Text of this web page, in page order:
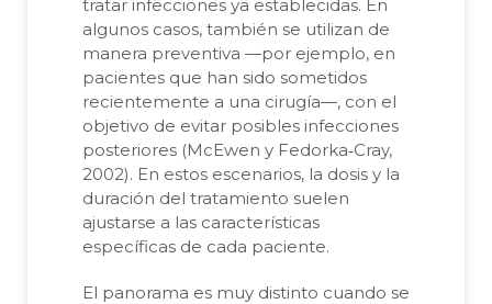
tratar infecciones ya establecidas. En
algunos casos, también se utilizan de
manera preventiva —por ejemplo, en
pacientes que han sido sometidos
recientemente a una cirugía—, con el
objetivo de evitar posibles infecciones
posteriores (McEwen y Fedorka‐Cray,
2002). En estos escenarios, la dosis y la
duración del tratamiento suelen
ajustarse a las características
específicas de cada paciente.
El panorama es muy distinto cuando se